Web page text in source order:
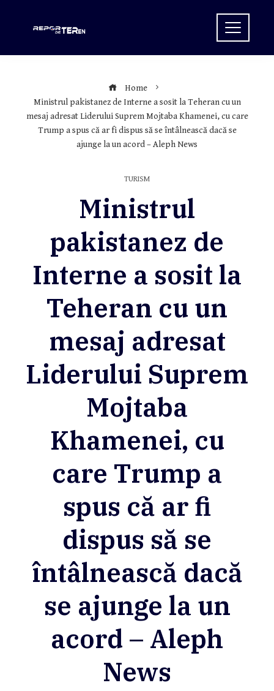
Home
Ministrul pakistanez de Interne a sosit la Teheran cu un
mesaj adresat Liderului Suprem Mojtaba Khamenei, cu care
Trump a spus că ar fi dispus să se întâlnească dacă se
ajunge la un acord – Aleph News
TURISM
Ministrul
pakistanez de
Interne a sosit la
Teheran cu un
mesaj adresat
Liderului Suprem
Mojtaba
Khamenei, cu
care Trump a
spus că ar fi
dispus să se
întâlnească dacă
se ajunge la un
acord – Aleph
News